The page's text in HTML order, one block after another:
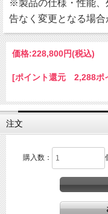
※製品の仕様・性能、
告なく変更となる場合
価格:228,800円(税込)
[ポイント還元 2,288ポ
注文
購入数：